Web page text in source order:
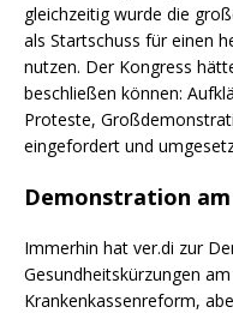
gleichzeitig wurde die
als Startschuss für einen
nutzen. Der Kongress
beschließen können:
Proteste,
eingefordert und
Demonstration am
Immerhin hat ver.di zur
Gesundheitskürzungen
Krankenkassenreform,